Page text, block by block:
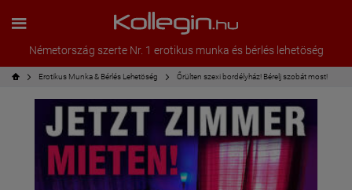
Németország szerte Nr. 1 erotikus munka és bérlés lehetöség
Erotikus Munka & Bérlés Lehetöség Őrülten szexi bordélyház! Bérelj szobát most!